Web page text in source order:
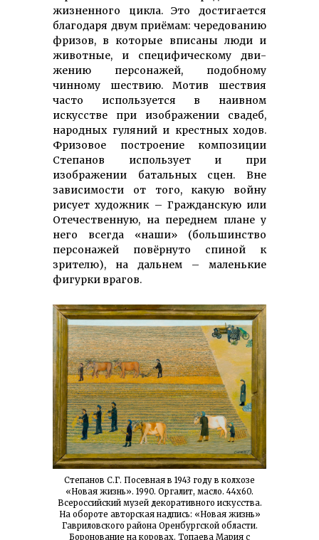
жизненного цикла. Это достигается
благодаря двум приёмам: чередованию
фризов, в которые вписаны люди и
животные, и специ­фическому дви­
жению персонажей, подобному
чинному шествию. Мотив шествия
часто используется в наивном
искусстве при изображении свадеб,
народных гуляний и крестных ходов.
Фризовое построение композиции
Степанов использует и при
изображении батальных сцен. Вне
зависимости от того, какую войну
рисует художник – Гражданскую или
Отече­ственную, на переднем плане у
него всегда «наши» (большинство
персо­нажей повёрнуто спиной к
зрителю), на дальнем – маленькие
фигурки врагов.
Степанов С.Г. Посевная в 1943 году в колхозе
«Новая жизнь». 1990. Оргалит, масло. 44х60.
Всероссийский музей декоративного искусства.
На обороте авторская надпись: «Новая жизнь»
Гавриловского района Оренбургской области.
Боронование на коровах. Топаева Мария с